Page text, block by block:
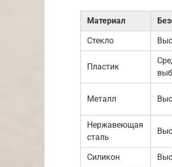
Материал
Стекло
Пластик
Металл
Нержавеющая
сталь
Силикон